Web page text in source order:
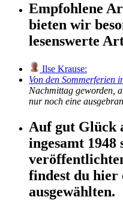
Empfohlene
bieten wir
lesenswerte
Ilse Krause:
Von den Sommerferien
Nachmittag geworden,
nur noch eine
Auf gut Glück
ingesamt 1948
findest du hier
ausgewählten.